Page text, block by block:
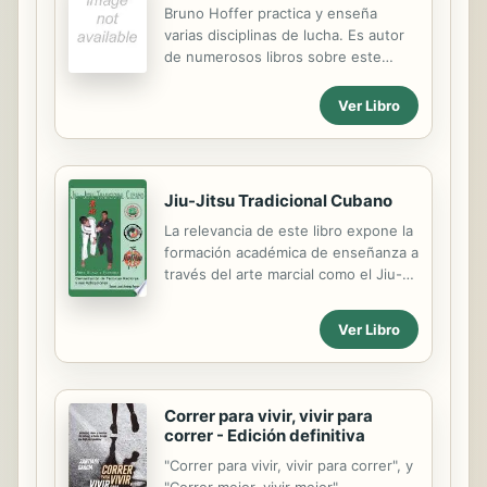
LA RESISTENCIA EN LA EDUCACIÓN
FÍSICA EN LA ETAPA SECUNDARIA 2.
PROPUESTAS EDUCATIVAS PARA LA
EDUCACIÓN SECUNDARIA
Bruno Hoffer practica y enseña
varias disciplinas de lucha. Es autor
de numerosos libros sobre este
publicado también Curso deVer Libro
Jiu-Jitsu Tradicional Cubano
La relevancia de este libro expone la
formación académica de enseñanza a
través del arte marcial como el Jiu-
visualización de cada técnica ya
traducidas del Japonés al Español,
En este modesto libro se encuentra
aprender bien cada técnica y sus
variantes sin embargo, los estudios y
la continuidad en esta larga meta del
Ver Libro
Correr para vivir, vivir para
correr - Edición definitiva
"Correr para vivir, vivir para correr", y